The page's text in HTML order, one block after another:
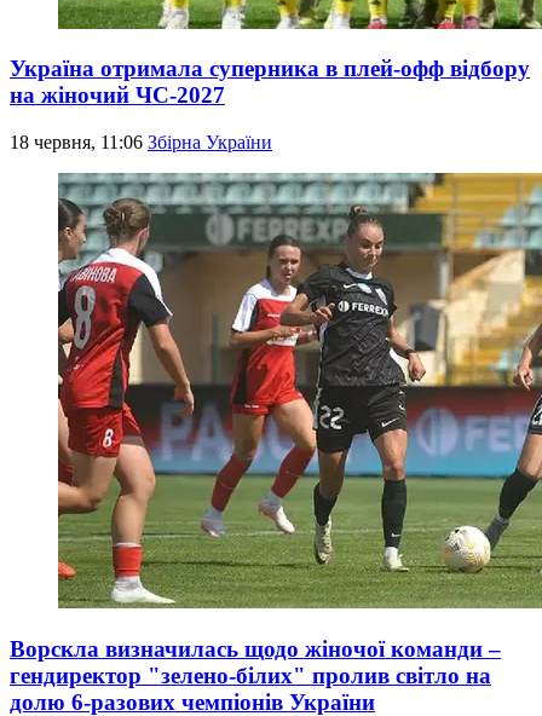
Україна отримала суперника в плей-офф відбору
на жіночий ЧС-2027
18 червня, 11:06 Збірна України
Ворскла визначилась щодо жіночої команди –
гендиректор "зелено-білих" пролив світло на
долю 6-разових чемпіонів України